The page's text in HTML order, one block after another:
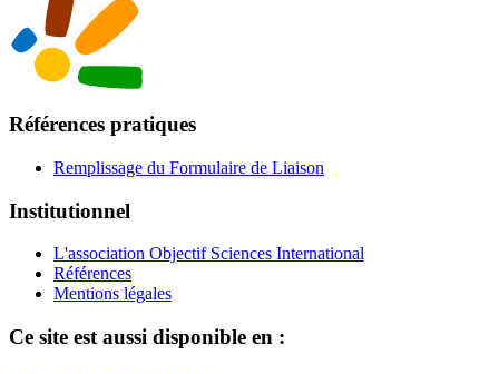
Références pratiques
Remplissage du Formulaire de Liaison
Institutionnel
L'association Objectif Sciences International
Références
Mentions légales
Ce site est aussi disponible en :